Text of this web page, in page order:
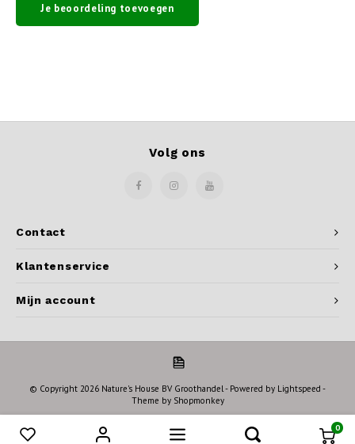
0
Je beoordeling toevoegen
Contact
Volg ons
Klantenservice
Mijn account
© Copyright 2026 Nature's House BV Groothandel - Powered by Lightspeed -
Theme by Shopmonkey
Vergelijk producten 0